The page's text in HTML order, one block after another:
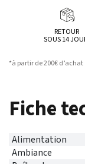
RETOUR
SOUS 14
*à partir de 200€ d’achat
Fiche
Alimentation
Ambiance